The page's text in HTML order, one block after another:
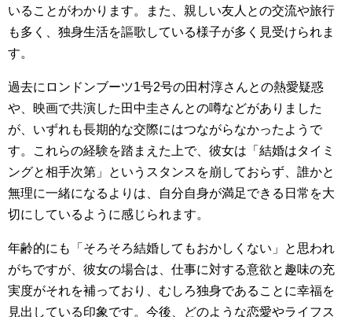
いることがわかります。また、親しい友人との交流や旅行
も多く、独身生活を謳歌している様子が多く見受けられま
す。
過去にロンドンブーツ1号2号の田村淳さんとの熱愛疑惑
や、映画で共演した田中圭さんとの噂などがありました
が、いずれも長期的な交際にはつながらなかったようで
す。これらの経験を踏まえた上で、彼女は「結婚はタイミ
ングと相手次第」というスタンスを崩しておらず、誰かと
無理に一緒になるよりは、自分自身が満足できる日常を大
切にしているように感じられます。
年齢的にも「そろそろ結婚してもおかしくない」と思われ
がちですが、彼女の場合は、仕事に対する意欲と趣味の充
実度がそれを補っており、むしろ独身であることに幸福を
見出している印象です。今後、どのような恋愛やライフス